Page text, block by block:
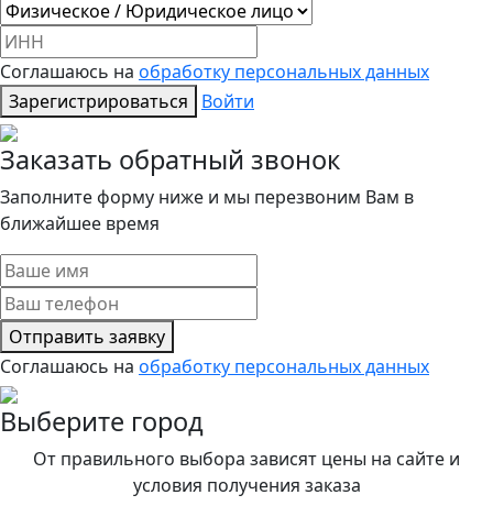
Соглашаюсь на обработку персональных данных
Зарегистрироваться
Войти
Заказать обратный звонок
Заполните форму ниже и мы перезвоним Вам в
ближайшее время
Отправить заявку
Соглашаюсь на обработку персональных данных
Выберите город
От правильного выбора зависят цены на сайте и
условия получения заказа